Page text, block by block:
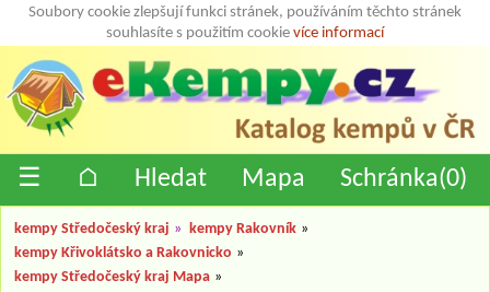
Soubory cookie zlepšují funkci stránek, používáním těchto stránek
souhlasíte s použitím cookie více informací
☰ ⌂ Hledat Mapa Schránka(0)
kempy Středočeský kraj » kempy Rakovník »
kempy Křivoklátsko a Rakovnicko »
kempy Středočeský kraj Mapa »